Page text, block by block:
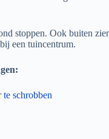
stoppen. Ook buiten
een tuincentrum.
schrobben